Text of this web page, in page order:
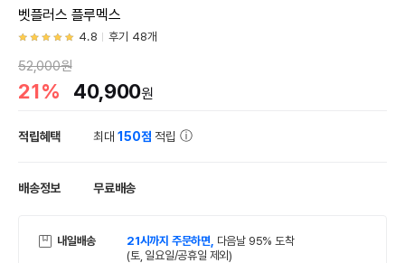
벳플러스 플루멕스
4.8 후기 48개
52,000원
21% 40,900원
적립혜택 최대150점 적립
배송정보 무료배송
내일배송 21시까지 주문하면, 다음날 95% 도착
(토, 일요일/공휴일 제외)